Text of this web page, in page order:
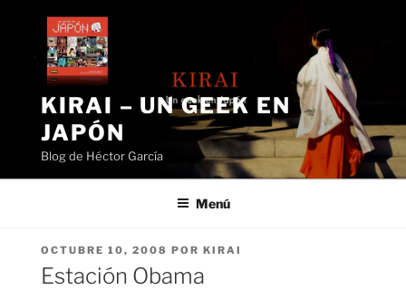
contenido
KIRAI – UN GEEK EN
JAPÓN
Blog de Héctor García
Menú
PUBLICADO
EL
OCTUBRE 10, 2008 POR KIRAI
Estación Obama